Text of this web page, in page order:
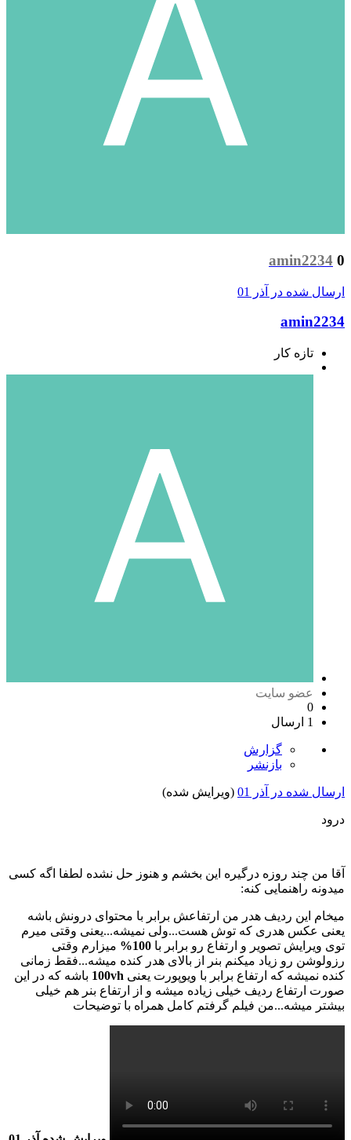
amin2234 0
ارسال شده در آذر 01
amin2234
تازه کار
عضو سایت
0
1 ارسال
گزارش
بازنشر
ارسال شده در آذر 01 (ویرایش شده)
درود
آقا من چند روزه درگیره این بخشم و هنوز حل نشده لطفا اگه کسی
میدونه راهنمایی کنه:
میخام این ردیف هدر من ارتفاعش برابر با محتوای درونش باشه
یعنی عکس هدری که توش هست...ولی نمیشه...یعنی وقتی میرم
توی ویرایش تصویر و ارتفاع رو برابر با 100%
میزارم وقتی
رزولوشن رو زیاد میکنم بنر از بالای هدر کنده میشه...فقط زمانی
کنده نمیشه که ارتفاع برابر با ویوپورت یعنی 100vh باشه که در این
صورت ارتفاع ردیف خیلی زیاده میشه و از ارتفاع بنر هم خیلی
بیشتر میشه...من فیلم گرفتم کامل همراه با توضیحات